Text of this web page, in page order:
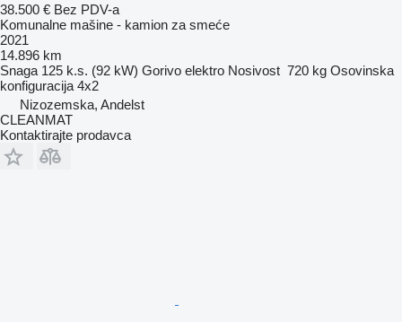
38.500 € Bez PDV-a
Komunalne mašine - kamion za smeće
2021
14.896 km
Snaga 125 k.s. (92 kW) Gorivo elektro Nosivost 720 kg Osovinska
konfiguracija 4x2
Nizozemska, Andelst
CLEANMAT
Kontaktirajte prodavca